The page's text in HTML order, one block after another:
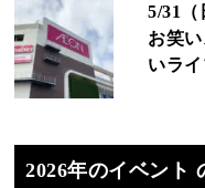
5/31（
お笑
いラ
2026年のイベント